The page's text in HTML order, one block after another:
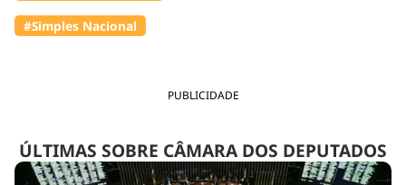
PUBLICIDADE
ÚLTIMAS SOBRE CÂMARA DOS DEPUTADOS
#Simples Nacional